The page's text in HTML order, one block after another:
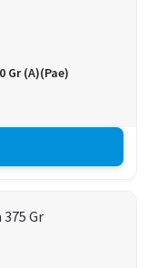
Gr (A)(Pae)